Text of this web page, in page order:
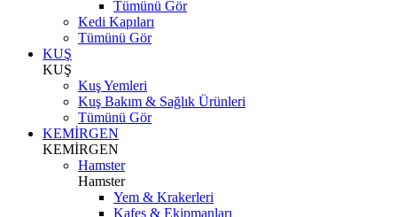
Tümünü Gör
Kedi Kapıları
Tümünü Gör
KUŞ
KUŞ
Kuş Yemleri
Kuş Bakım & Sağlık Ürünleri
Tümünü Gör
KEMİRGEN
KEMİRGEN
Hamster
Hamster
Yem & Krakerleri
Kafes & Ekipmanları